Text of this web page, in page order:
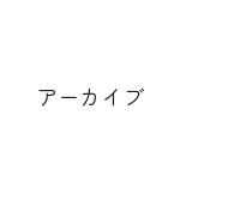
アーカイブ